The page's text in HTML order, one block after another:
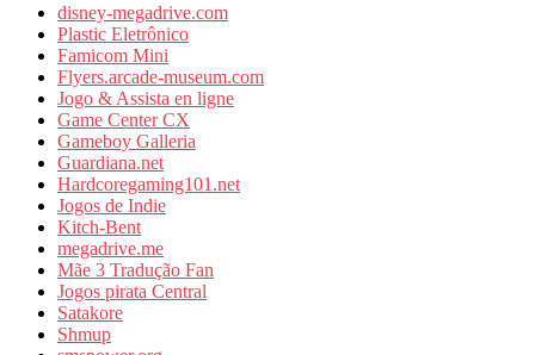
disney-megadrive.com
Plastic Eletrônico
Famicom Mini
Flyers.arcade-museum.com
Jogo & Assista en ligne
Game Center CX
Gameboy Galleria
Guardiana.net
Hardcoregaming101.net
Jogos de Indie
Kitch-Bent
megadrive.me
Mãe 3 Tradução Fan
Jogos pirata Central
Satakore
Shmup